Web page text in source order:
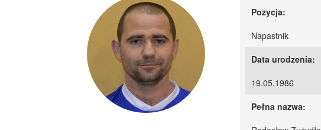
Pozycja:
Napastnik
Data urodzenia:
19.05.1986
Pełna nazwa: